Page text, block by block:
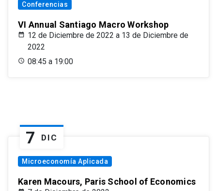
Conferencias
VI Annual Santiago Macro Workshop
12 de Diciembre de 2022 a 13 de Diciembre de
2022
08:45 a 19:00
7 DIC
Microeconomía Aplicada
Karen Macours, Paris School of Economics